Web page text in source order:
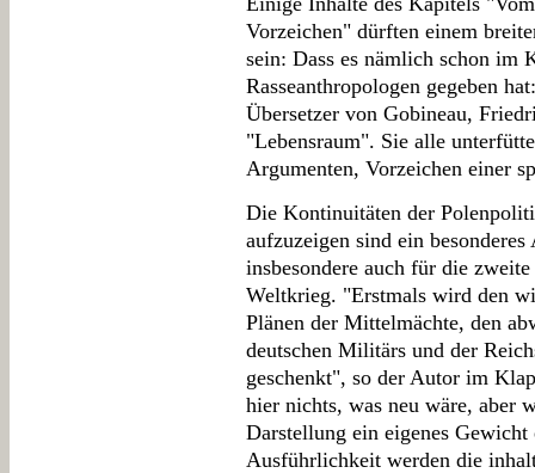
Vorzeichen" dürften einem
sein: Dass es nämlich schon im
Rasseanthropologen gegeben
Übersetzer von Gobineau,
"Lebensraum". Sie alle
Argumenten, Vorzeichen einer
Die Kontinuitäten der
aufzuzeigen sind ein
insbesondere auch für die
Weltkrieg. "Erstmals wird den
Plänen der Mittelmächte, den
deutschen Militärs und der
geschenkt", so der Autor im
hier nichts, was neu wäre, aber
Darstellung ein eigenes
Ausführlichkeit werden die